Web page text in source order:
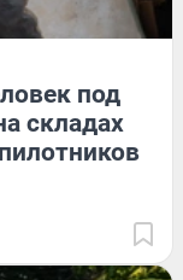
под
складах